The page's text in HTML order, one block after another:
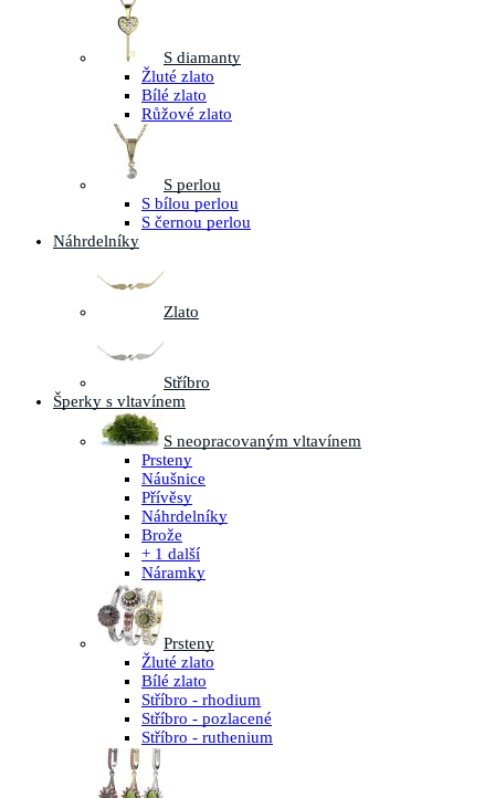
S diamanty
Žluté zlato
Bílé zlato
Růžové zlato
S perlou
S bílou perlou
S černou perlou
Náhrdelníky
Zlato
Stříbro
Šperky s vltavínem
S neopracovaným vltavínem
Prsteny
Náušnice
Přívěsy
Náhrdelníky
Brože
+ 1 další
Náramky
Prsteny
Žluté zlato
Bílé zlato
Stříbro - rhodium
Stříbro - pozlacené
Stříbro - ruthenium